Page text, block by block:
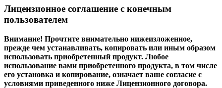
Лицензионное соглашение с конечным
пользователем
Внимание! Прочтите внимательно нижеизложенное,
прежде чем устанавливать, копировать или иным образом
использовать приобретенный продукт. Любое
использование вами приобретенного продукта, в том числе
его установка и копирование, означает ваше согласие с
условиями приведенного ниже Лицензионного договора.